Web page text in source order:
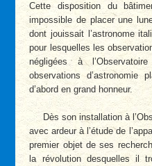
Cette disposition du
impossible de placer une
dont jouissait l’astronome
pour lesquelles les
négligées à
observations d’astronomie
d’abord en grand honneur.
Dès son installation à
avec ardeur à l’étude de
premier objet de ses
la révolution desquelles il